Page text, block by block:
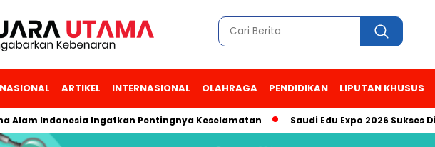
NASIONAL ARTIKEL INTERNASIONAL OLAHRAGA PENDIDIKAN LIPUTAN KHUSUS
Ingatkan Pentingnya Keselamatan Saudi Edu Expo 2026 Sukses Digelar,